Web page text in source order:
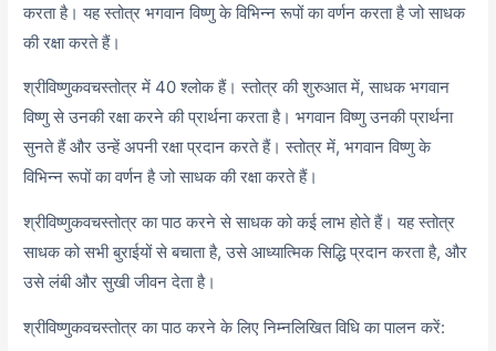
करता है। यह स्तोत्र भगवान विष्णु के विभिन्न रूपों का वर्णन करता है जो साधक
की रक्षा करते हैं।
श्रीविष्णुकवचस्तोत्र में 40 श्लोक हैं। स्तोत्र की शुरुआत में, साधक भगवान
विष्णु से उनकी रक्षा करने की प्रार्थना करता है। भगवान विष्णु उनकी प्रार्थना
सुनते हैं और उन्हें अपनी रक्षा प्रदान करते हैं। स्तोत्र में, भगवान विष्णु के
विभिन्न रूपों का वर्णन है जो साधक की रक्षा करते हैं।
श्रीविष्णुकवचस्तोत्र का पाठ करने से साधक को कई लाभ होते हैं। यह स्तोत्र
साधक को सभी बुराईयों से बचाता है, उसे आध्यात्मिक सिद्धि प्रदान करता है, और
उसे लंबी और सुखी जीवन देता है।
श्रीविष्णुकवचस्तोत्र का पाठ करने के लिए निम्नलिखित विधि का पालन करें: